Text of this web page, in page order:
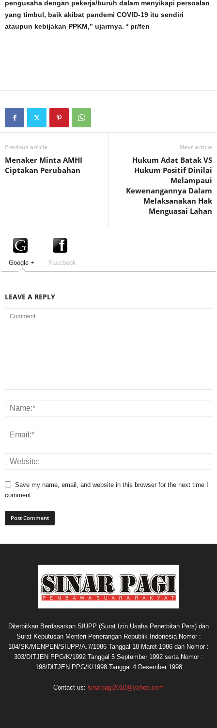
pengusaha dengan pekerja/buruh dalam menyikapi persoalan
yang timbul, baik akibat pandemi COVID-19 itu sendiri
ataupun kebijakan PPKM,” ujarrnya. * pr/fen
Previous article
Menaker Minta AMHI
Ciptakan Perubahan
Next article
Hukum Adat Batak VS
Hukum Positif Dinilai
Melampaui
Kewenangannya Dalam
Melaksanakan Hak
Menguasai Lahan
Google + Facebook
LEAVE A REPLY
Save my name, email, and website in this browser for the next time I
comment.
Diterbitkan Berdasarkan SIUPP (Surat Izin Usaha Penerbitan Pers) dan
Surat Keputusan Menteri Penerangan Republik Indonesia Nomor :
104/SK/MENPEN/SIUPP/A.7/1986 Tanggal 18 Maret 1986 dan Nomor :
303/DITJEN PPG/K/1992 Tanggal 5 September 1992 serta Nomor :
198/DITJEN PPG/K/1998 Tanggal 4 Desember 1998
Contact us: sinarpagi2010@yahoo.com